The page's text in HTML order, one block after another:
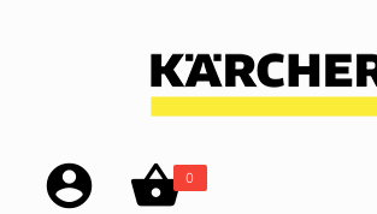
account_circle shopping_basket0